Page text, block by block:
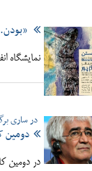
نمایشگاه
در ساری
دومین
در دومین